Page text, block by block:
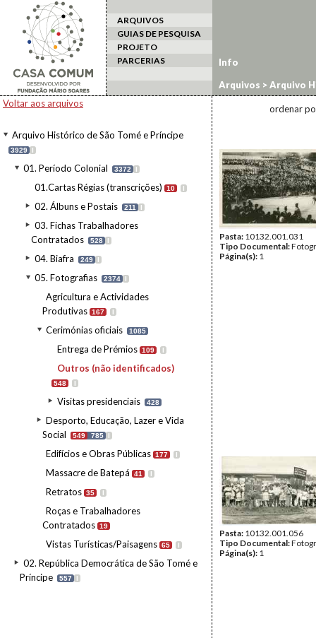
ARQUIVOS
GUIAS DE PESQUISA
PROJETO
PARCERIAS
Voltar aos arquivos
Arquivo Histórico de São Tomé e Príncipe
3929 I
01. Período Colonial 3372 I
01.Cartas Régias (transcrições) 10 I
02. Álbuns e Postais 211 I
03. Fichas Trabalhadores
Contratados
528 I
04. Biafra 249 I
05. Fotografias 2374 I
Agricultura e Actividades
Produtivas 167 I
Cerimónias oficiais 1085
Entrega de Prémios 109 I
Outros (não identificados)
548 I
Visitas presidenciais 428
Desporto, Educação, Lazer e Vida
Social
549 785 I
Edifícios e Obras Públicas 177 I
Massacre de Batepá 41 I
Retratos 35 I
Roças e Trabalhadores
Contratados 19
Vistas Turísticas/Paisagens 65 I
02. República Democrática de São Tomé e
Príncipe
557 I
Info
Arquivos >Arquivo
oficiais>Outros
ordenar
Pasta: 10132.001.031
Tipo Documental:
Página(s): 1
Pasta: 10132.001.056
Tipo Documental:
Página(s): 1